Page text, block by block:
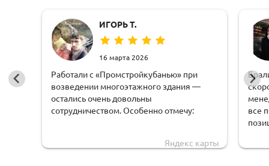
ИГОРЬ Т.
16 марта 2026
Работали с «Промстройкубанью» при
возведении многоэтажного здания —
остались очень довольны
сотрудничеством. Особенно отмечу:
Яндекс карты
все